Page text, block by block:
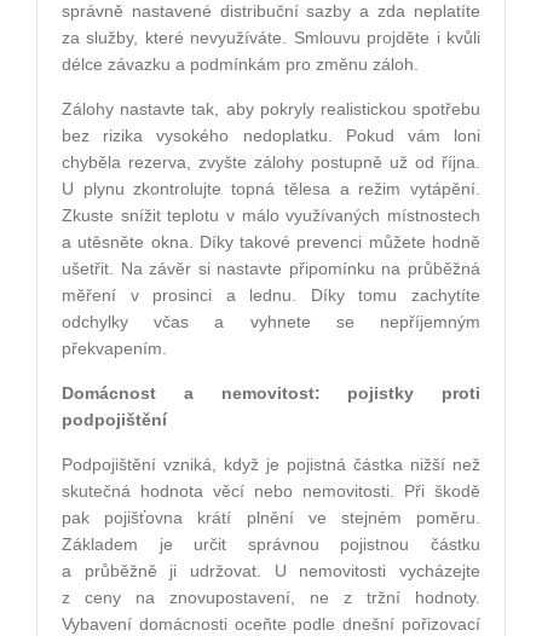
správně nastavené distribuční sazby a zda neplatíte
za služby, které nevyužíváte. Smlouvu projděte i kvůli
délce závazku a podmínkám pro změnu záloh.
Zálohy nastavte tak, aby pokryly realistickou spotřebu
bez rizika vysokého nedoplatku. Pokud vám loni
chyběla rezerva, zvyšte zálohy postupně už od října.
U plynu zkontrolujte topná tělesa a režim vytápění.
Zkuste snížit teplotu v málo využívaných místnostech
a utěsněte okna. Díky takové prevenci můžete hodně
ušetřit. Na závěr si nastavte připomínku na průběžná
měření v prosinci a lednu. Díky tomu zachytíte
odchylky včas a vyhnete se nepříjemným
překvapením.
Domácnost a nemovitost: pojistky proti
podpojištění
Podpojištění vzniká, když je pojistná částka nižší než
skutečná hodnota věcí nebo nemovitosti. Při škodě
pak pojišťovna krátí plnění ve stejném poměru.
Základem je určit správnou pojistnou částku
a průběžně ji udržovat. U nemovitosti vycházejte
z ceny na znovupostavení, ne z tržní hodnoty.
Vybavení domácnosti oceňte podle dnešní pořizovací